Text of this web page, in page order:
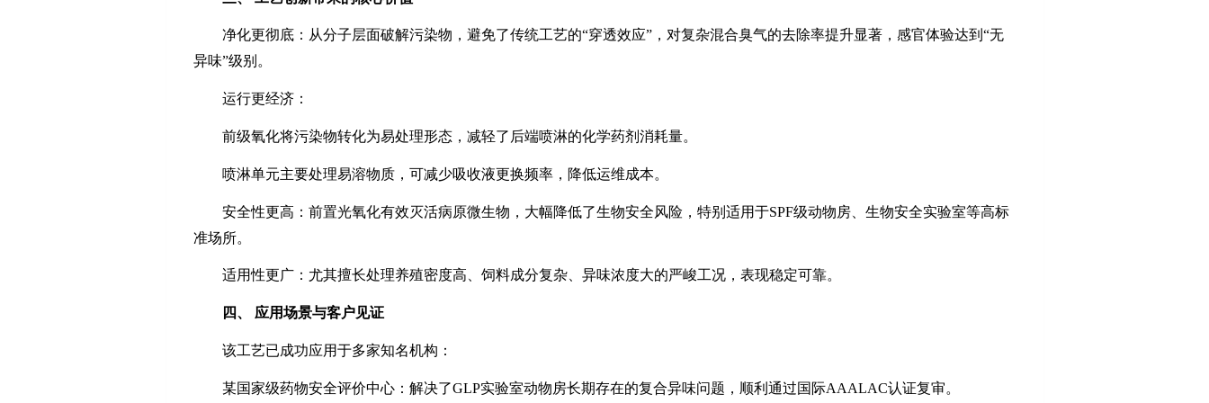
净化更彻底：从分子层面破解污染物，避免了传统工艺的“穿透效应”，对复杂混合臭气的去除率提升显著，感官体验达到“无
异味”级别。
运行更经济：
前级氧化将污染物转化为易处理形态，减轻了后端喷淋的化学药剂消耗量。
喷淋单元主要处理易溶物质，可减少吸收液更换频率，降低运维成本。
安全性更高：前置光氧化有效灭活病原微生物，大幅降低了生物安全风险，特别适用于SPF级动物房、生物安全实验室等高标
准场所。
适用性更广：尤其擅长处理养殖密度高、饲料成分复杂、异味浓度大的严峻工况，表现稳定可靠。
四、 应用场景与客户见证
该工艺已成功应用于多家知名机构：
某国家级药物安全评价中心：解决了GLP实验室动物房长期存在的复合异味问题，顺利通过国际AAALAC认证复审。